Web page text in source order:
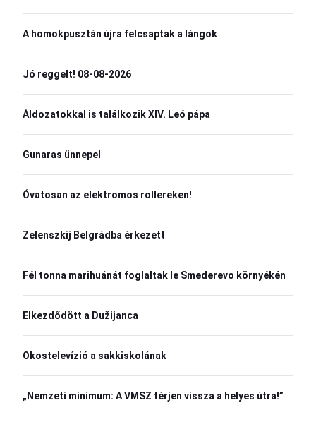
A homokpusztán újra felcsaptak a lángok
Jó reggelt! 08-08-2026
Áldozatokkal is találkozik XIV. Leó pápa
Gunaras ünnepel
Óvatosan az elektromos rollereken!
Zelenszkij Belgrádba érkezett
Fél tonna marihuánát foglaltak le Smederevo környékén
Elkezdődött a Dužijanca
Okostelevízió a sakkiskolának
„Nemzeti minimum: A VMSZ térjen vissza a helyes útra!”